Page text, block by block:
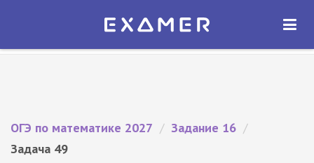
Экзамер — ЕГЭ 2027
ОТКРЫТЬ
ОГЭ по математике 2027 / Задание 16 /
Задача 49